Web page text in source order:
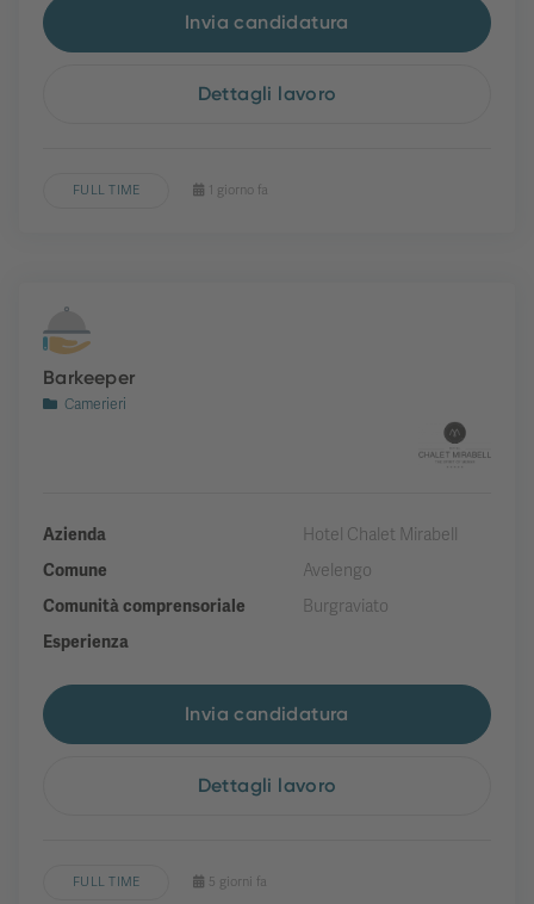
Invia candidatura
Dettagli lavoro
FULL TIME 1 giorno fa
Barkeeper
Camerieri
Azienda
Hotel Chalet Mirabell
Comune
Avelengo
Comunità comprensoriale
Burgraviato
Esperienza
Invia candidatura
Dettagli lavoro
FULL TIME 5 giorni fa